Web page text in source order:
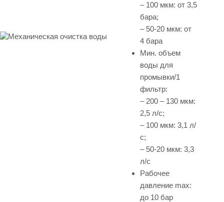
– 100 мкм: от 3,5
бара;
– 50-20 мкм: от
4 бара
Мин. объем
воды для
промывки/1
фильтр:
– 200 – 130 мкм:
2,5 л/с;
– 100 мкм: 3,1 л/
с;
– 50-20 мкм: 3,3
л/с
Рабочее
давление max:
до 10 бар